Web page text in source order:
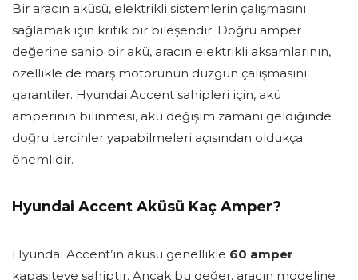
Bir aracın aküsü, elektrikli sistemlerin çalışmasını
sağlamak için kritik bir bileşendir. Doğru amper
değerine sahip bir akü, aracın elektrikli aksamlarının,
özellikle de marş motorunun düzgün çalışmasını
garantiler. Hyundai Accent sahipleri için, akü
amperinin bilinmesi, akü değişim zamanı geldiğinde
doğru tercihler yapabilmeleri açısından oldukça
önemlidir.
Hyundai Accent Aküsü Kaç Amper?
Hyundai Accent’in aküsü genellikle 60 amper
kapasiteye sahiptir. Ancak bu değer, aracın modeline